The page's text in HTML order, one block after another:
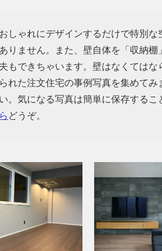
しゃれにデザインするだけで特別
りません。また、壁自体を「収納
もできちゃいます。壁はなくては
れた注文住宅の事例写真を集めて
。気になる写真は簡単に保存する
どうぞ。